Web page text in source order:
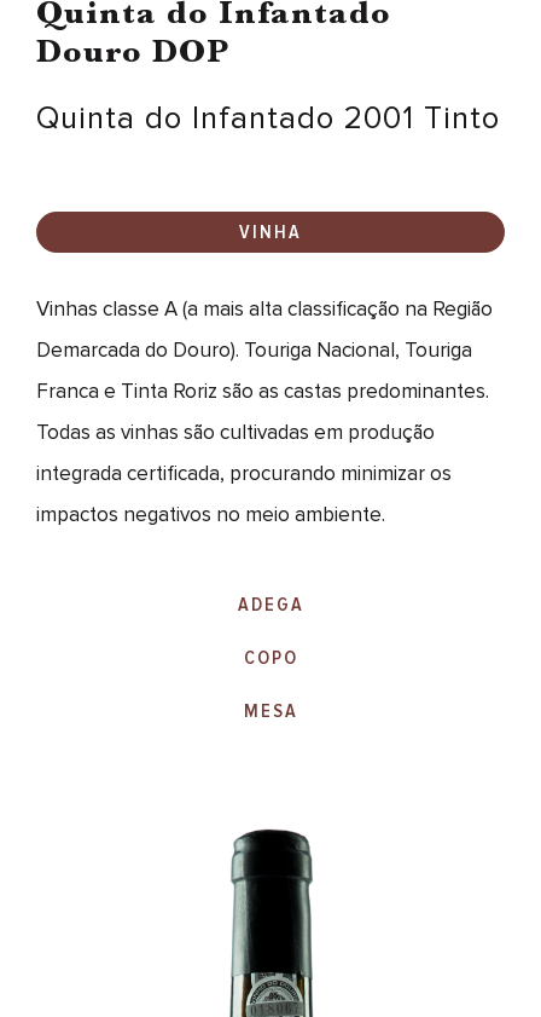
Quinta do Infantado
Douro DOP
Quinta do Infantado 2001 Tinto
VINHA
Vinhas classe A (a mais alta classificação na Região
Demarcada do Douro). Touriga Nacional, Touriga
Franca e Tinta Roriz são as castas predominantes.
Todas as vinhas são cultivadas em produção
integrada certificada, procurando minimizar os
impactos negativos no meio ambiente.
ADEGA
COPO
MESA